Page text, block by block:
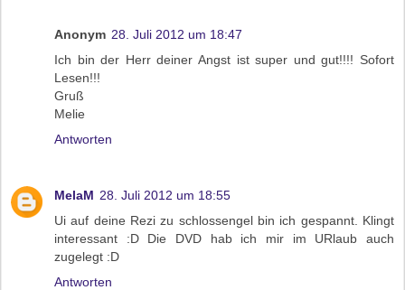
Anonym 28. Juli 2012 um 18:47
Ich bin der Herr deiner Angst ist super und gut!!!! Sofort
Lesen!!!
Gruß
Melie
Antworten
MelaM 28. Juli 2012 um 18:55
Ui auf deine Rezi zu schlossengel bin ich gespannt. Klingt
interessant :D Die DVD hab ich mir im URlaub auch
zugelegt :D
Antworten